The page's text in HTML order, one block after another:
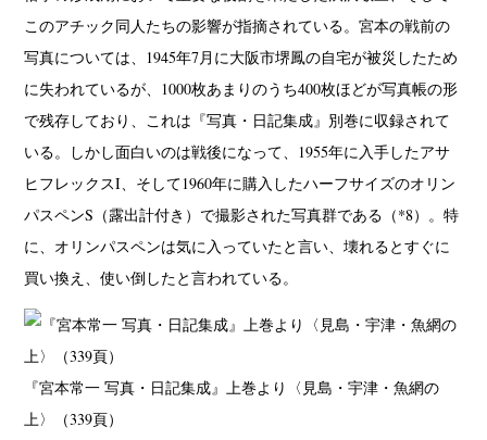
このアチック同人たちの影響が指摘されている。宮本の戦前の
写真については、1945年7月に大阪市堺鳳の自宅が被災したため
に失われているが、1000枚あまりのうち400枚ほどが写真帳の形
で残存しており、これは『写真・日記集成』別巻に収録されて
いる。しかし面白いのは戦後になって、1955年に入手したアサ
ヒフレックスI、そして1960年に購入したハーフサイズのオリン
パスペンS（露出計付き）で撮影された写真群である（*8）。特
に、オリンパスペンは気に入っていたと言い、壊れるとすぐに
買い換え、使い倒したと言われている。
『宮本常一 写真・日記集成』上巻より〈見島・宇津・魚網の
上〉（339頁）